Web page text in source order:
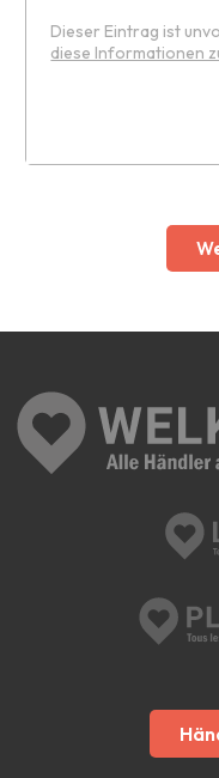
Dieser Eintrag ist
diese Informationen